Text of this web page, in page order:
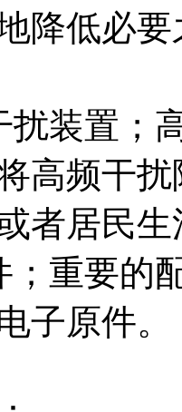
降低必
扰装置
高频干
者居民
；重要
子原件。